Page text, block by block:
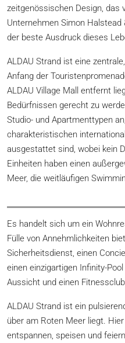
zeitgenössischen Design, das
Unternehmen Simon
der beste Ausdruck dieses
ALDAU Strand ist eine
Anfang der
ALDAU Village Mall entfernt
Bedürfnissen gerecht zu
Studio- und Apartmenttypen
charakteristischen
ausgestattet sind, wobei kein
Einheiten haben einen
Meer, die weitläufigen
Es handelt sich um ein
Fülle von Annehmlichkeiten
Sicherheitsdienst, einen
einen einzigartigen Infinity-
Aussicht und einen
ALDAU Strand ist ein
über am Roten Meer liegt.
entspannen, speisen und